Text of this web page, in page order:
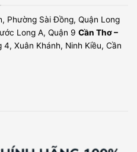
Phường Sài Đồng, Quận Long
Long A, Quận 9 Cần Thơ –
Xuân Khánh, Ninh Kiều, Cần